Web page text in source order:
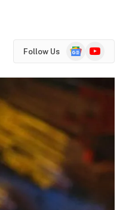
Follow Us
GoogleYouTube